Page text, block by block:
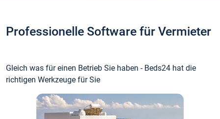
Professionelle Software für Vermieter
Gleich was für einen Betrieb Sie haben - Beds24 hat die
richtigen Werkzeuge für Sie